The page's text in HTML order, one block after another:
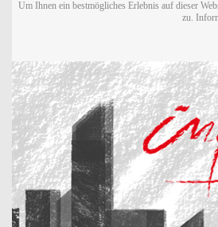
Um Ihnen ein bestmögliches Erlebnis auf dieser
zu.